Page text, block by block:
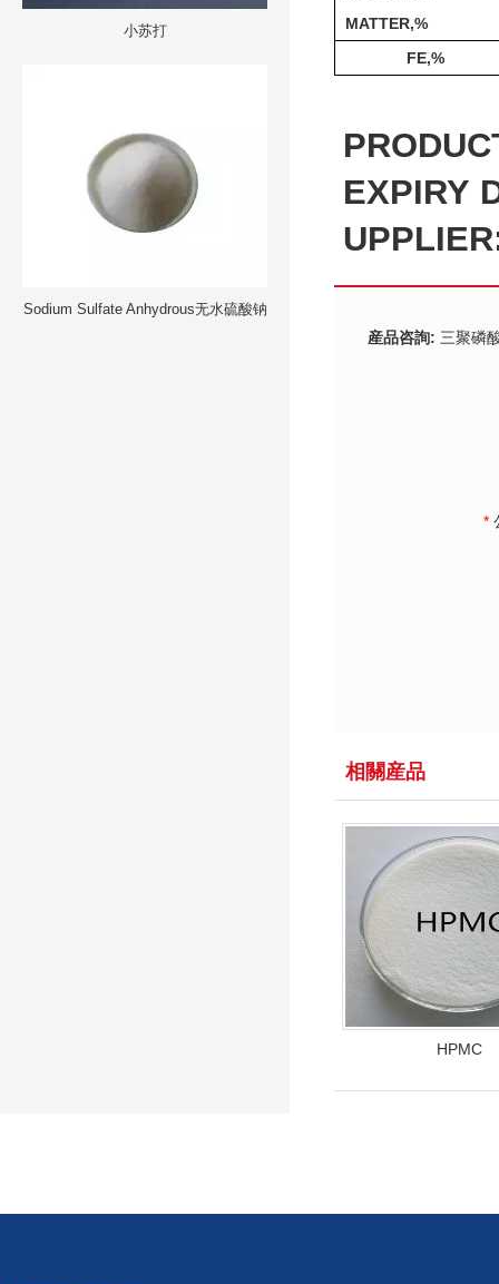
小苏打
Sodium Sulfate Anhydrous无水硫酸钠
MATTER,%
FE,%
EXPIRY
産品咨詢: 三聚磷
*
相關産品
HPMC